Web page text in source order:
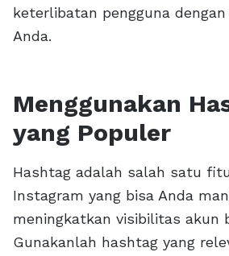
keterlibatan pengguna
Anda.
Menggunakan
yang Populer
Hashtag adalah salah satu
Instagram yang bisa Anda
meningkatkan visibilitas akun
Gunakanlah hashtag yang